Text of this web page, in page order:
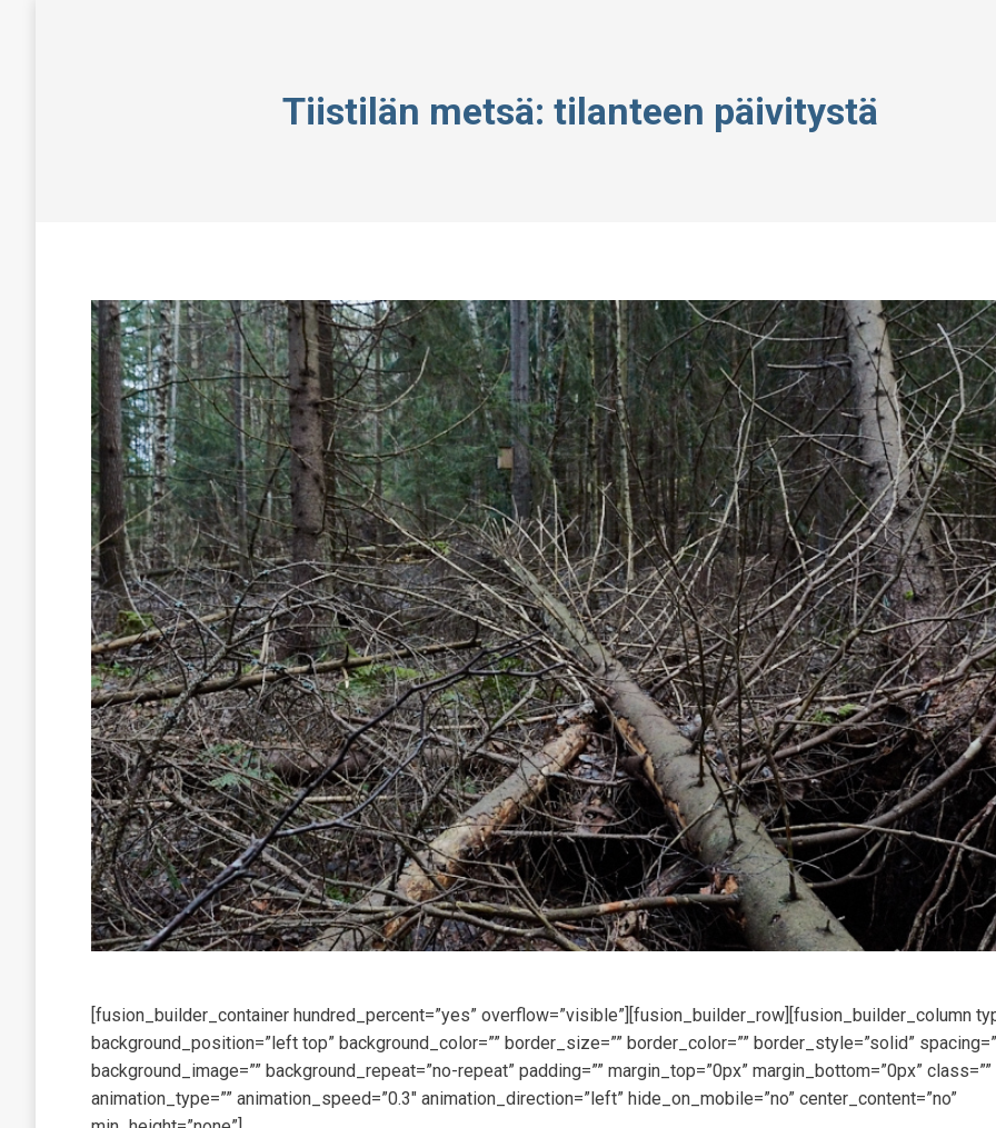
Tiistilän metsä: tilanteen päivitystä
[fusion_builder_container hundred_percent=”yes” overflow=”visible”][fusion_builder_row][fusion_builder_column
background_position=”left top” background_color=”” border_size=”” border_color=”” border_style=”solid”
background_image=”” background_repeat=”no-repeat” padding=”” margin_top=”0px” margin_bottom=”0px” class=””
animation_type=”” animation_speed=”0.3″ animation_direction=”left” hide_on_mobile=”no” center_content=”no”